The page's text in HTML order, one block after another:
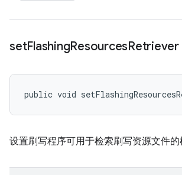
setFlashingResourcesRetriever
public void
设置刷写程序可用于检索刷写资源文件的